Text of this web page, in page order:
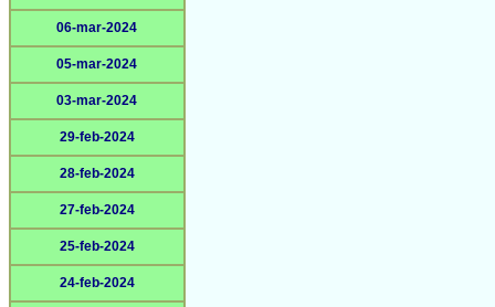
06-mar-2024
05-mar-2024
03-mar-2024
29-feb-2024
28-feb-2024
27-feb-2024
25-feb-2024
24-feb-2024